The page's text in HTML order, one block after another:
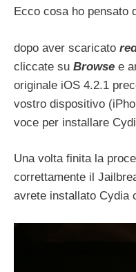
Ecco cosa ho pensato
dopo aver scaricato
cliccate su Browse e
originale iOS 4.2.1
vostro dispositivo
voce per installare
Una volta finita la
correttamente il
avrete installato Cydia